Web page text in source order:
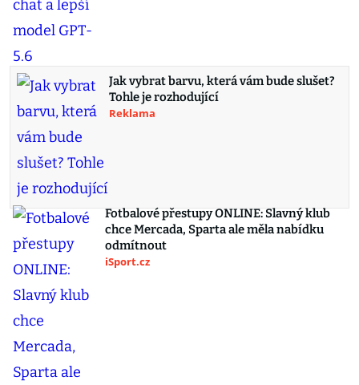
Jak vybrat barvu, která vám bude slušet?
Tohle je rozhodující
Reklama
Fotbalové přestupy ONLINE: Slavný klub
chce Mercada, Sparta ale měla nabídku
odmítnout
iSport.cz